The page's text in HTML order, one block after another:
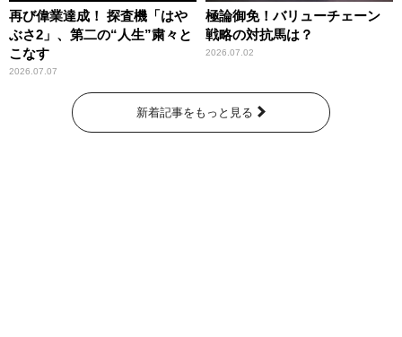
再び偉業達成！ 探査機「はや
ぶさ2」、第二の“人生”粛々と
こなす
2026.07.07
極論御免！バリューチェーン
戦略の対抗馬は？
2026.07.02
新着記事をもっと見る